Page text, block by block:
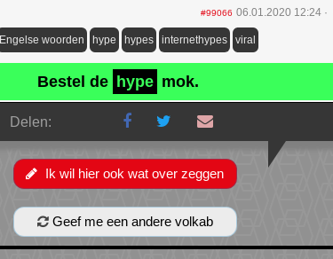
#99066 06.01.2020 12:24
Engelse woorden hype hypes internethypes viral
Bestel de hype mok.
Delen:
Ik wil hier ook wat over zeggen
Geef me een andere volkab